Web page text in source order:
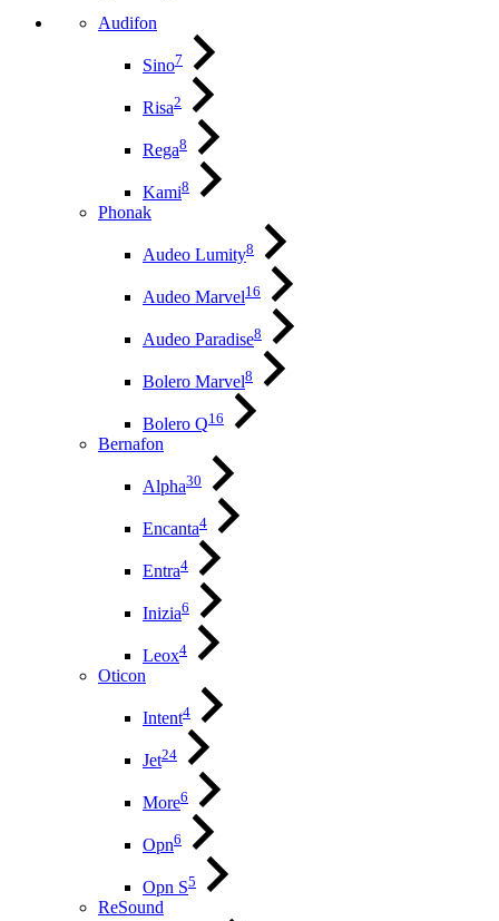
Audifon
Sino7
Risa2
Rega8
Kami8
Phonak
Audeo Lumity8
Audeo Marvel16
Audeo Paradise8
Bolero Marvel8
Bolero Q16
Bernafon
Alpha30
Encanta4
Entra4
Inizia6
Leox4
Oticon
Intent4
Jet24
More6
Opn6
Opn S5
ReSound